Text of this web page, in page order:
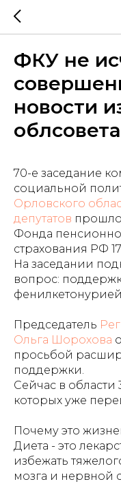
ФКУ не
новости
облсовета
70-е заседание
социальной
Орловского
депутатов
Фонда
страхования РФ
На заседании
вопрос:
Председатель
Ольга Шорохова
просьбой
поддержки.
Сейчас в области
которых уже
️Почему это
Диета - это
избежать
мозга и нервной